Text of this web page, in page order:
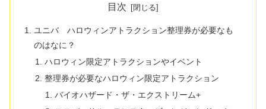
目次
ユニバ ハロウィンアトラクション整理券が必要なも
のはなに？
ハロウィン限定アトラクションやイベント
整理券が必要なハロウィン限定アトラクション
バイオハザード・ザ・エクストリーム+